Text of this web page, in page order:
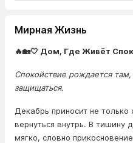
Мирная Жизнь
🔥🏡🤍 Дом, Где Живёт
Спокойствие рождается
защищаться.
Декабрь приносит не
вернуться внутрь. В тишину
мягко, словно